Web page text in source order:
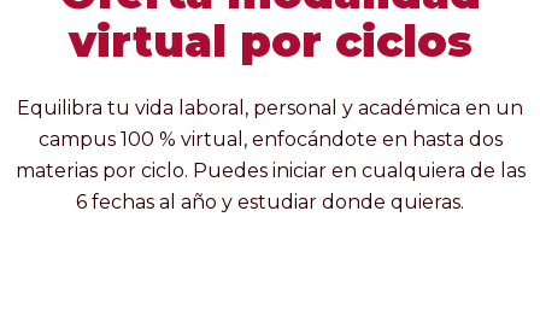
virtual por ciclos
Equilibra tu vida laboral, personal y académica en un
campus 100 % virtual, enfocándote en hasta dos
materias por ciclo. Puedes iniciar en cualquiera de las
6 fechas al año y estudiar donde quieras.